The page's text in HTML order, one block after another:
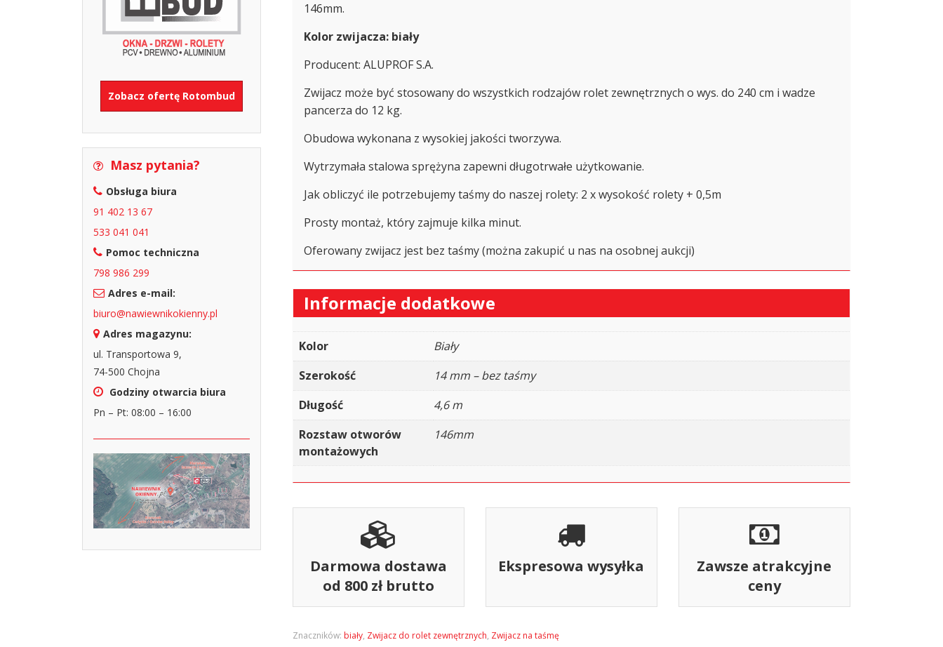
146mm.
Kolor zwijacza: biały
Producent: ALUPROF S.A.
Zwijacz może być stosowany do wszystkich rodzajów rolet zewnętrznych o wys. do 240 cm i wadze
pancerza do 12 kg.
Obudowa wykonana z wysokiej jakości tworzywa.
Wytrzymała stalowa sprężyna zapewni długotrwałe użytkowanie.
Jak obliczyć ile potrzebujemy taśmy do naszej rolety: 2 x wysokość rolety + 0,5m
Prosty montaż, który zajmuje kilka minut.
Oferowany zwijacz jest bez taśmy (można zakupić u nas na osobnej aukcji)
Informacje dodatkowe
Kolor
Biały
Szerokość
14 mm – bez taśmy
Długość
4,6 m
Rozstaw otworów
montażowych
146mm
Darmowa dostawa
od 800 zł brutto
Ekspresowa wysyłka
Zawsze atrakcyjne
ceny
Znaczników: biały, Zwijacz do rolet zewnętrznych, Zwijacz na taśmę
Zobacz ofertę Rotombud
Masz pytania?
Obsługa biura
91 402 13 67
533 041 041
Pomoc techniczna
798 986 299
Adres e-mail:
biuro@nawiewnikokienny.pl
Adres magazynu:
ul. Transportowa 9,
74-500 Chojna
Godziny otwarcia biura
Pn – Pt: 08:00 – 16:00